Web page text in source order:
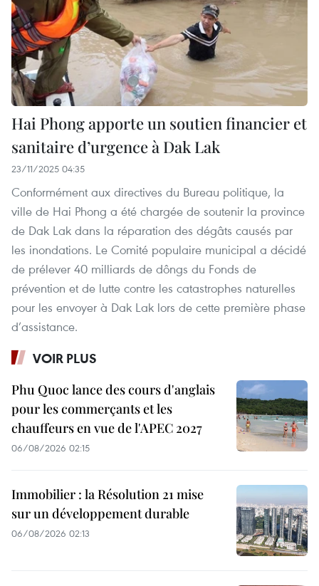
Hai Phong apporte un soutien financier et
sanitaire d’urgence à Dak Lak
23/11/2025 04:35
Conformément aux directives du Bureau politique, la
ville de Hai Phong a été chargée de soutenir la province
de Dak Lak dans la réparation des dégâts causés par
les inondations. Le Comité populaire municipal a décidé
de prélever 40 milliards de dôngs du Fonds de
prévention et de lutte contre les catastrophes naturelles
pour les envoyer à Dak Lak lors de cette première phase
d’assistance.
VOIR PLUS
Phu Quoc lance des cours d'anglais
pour les commerçants et les
chauffeurs en vue de l'APEC 2027
06/08/2026 02:15
Immobilier : la Résolution 21 mise
sur un développement durable
06/08/2026 02:13